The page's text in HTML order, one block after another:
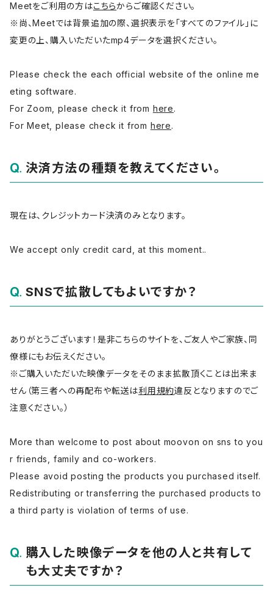
Meetをご利用の方はこちらからご確認ください。
※尚、Meetでは背景追加の際、選択表示を「すべてのファイル」に
変更の上、購入いただいたmp4データを選択ください。
Please check the each official website of the online me
eting software.
For Zoom, please check it from here.
For Meet, please check it from here.
決済方法の種類を教えてください。
現在は、クレジットカード決済のみとなります。
We accept only credit card, at this moment..
SNSで拡散してもよいですか？
ありがとうございます！是非こちらのサイトを、ご友人やご家族、同
僚様にもお伝えください。
※ご購入いただいた映像データをそのまま拡散頂くことは出来ま
せん（第三者への再配布や転送は利用規約違反となりますのでご
注意ください。）
More than welcome to post about moovon on sns to you
r friends, family and co-workers.
Please avoid posting the products you purchased itself.
Redistributing or transferring the purchased products to
a third party is violation of terms of use.
購入した映像データを他の人と共有して
も大丈夫ですか？